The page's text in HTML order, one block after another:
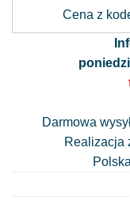
Cena z
Darmowa
Realizacja